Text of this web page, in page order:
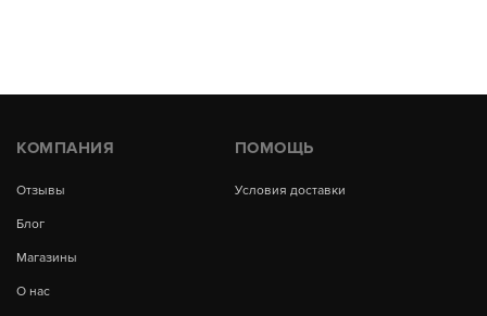
КОМПАНИЯ
Отзывы
Блог
Магазины
О нас
ПОМОЩЬ
Условия доставки